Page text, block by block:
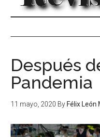
Después
Pandemia
11 mayo, 2020 By Félix León